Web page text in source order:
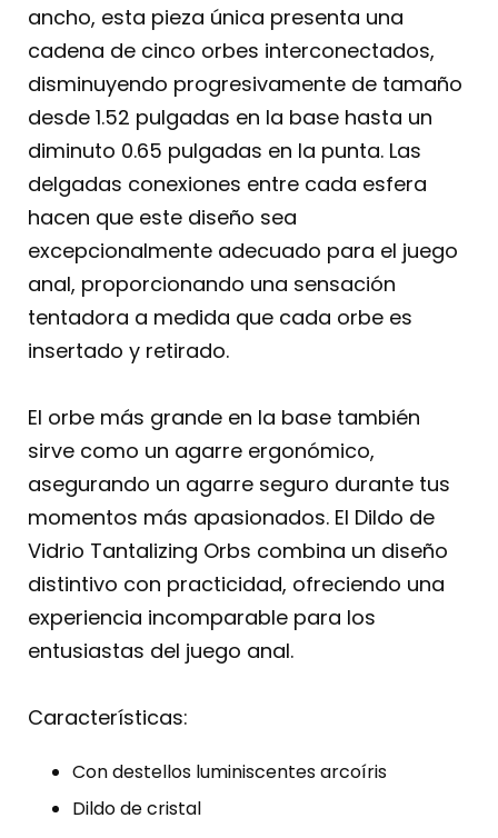
ancho, esta pieza única presenta una
cadena de cinco orbes interconectados,
disminuyendo progresivamente de tamaño
desde 1.52 pulgadas en la base hasta un
diminuto 0.65 pulgadas en la punta. Las
delgadas conexiones entre cada esfera
hacen que este diseño sea
excepcionalmente adecuado para el juego
anal, proporcionando una sensación
tentadora a medida que cada orbe es
insertado y retirado.
El orbe más grande en la base también
sirve como un agarre ergonómico,
asegurando un agarre seguro durante tus
momentos más apasionados. El Dildo de
Vidrio Tantalizing Orbs combina un diseño
distintivo con practicidad, ofreciendo una
experiencia incomparable para los
entusiastas del juego anal.
Características:
Con destellos luminiscentes arcoíris
Dildo de cristal